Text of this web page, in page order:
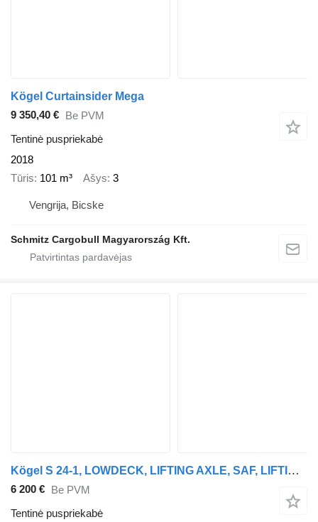
Kögel Curtainsider Mega
9 350,40 € Be PVM
Tentinė puspriekabė
2018
Tūris 101 m³ Ašys 3
Vengrija, Bicske
Schmitz Cargobull Magyarország Kft.
Kögel S 24-1, LOWDECK, LIFTING AXLE, SAF, LIFTING ROOF
6 200 € Be PVM
Tentinė puspriekabė